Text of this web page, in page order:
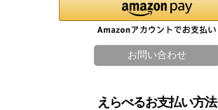
えらべるお支払い方法